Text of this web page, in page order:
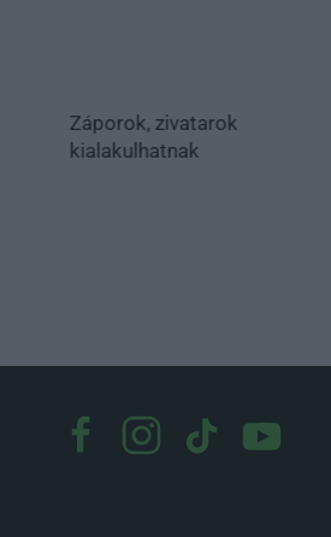
Záporok, zivatarok
kialakulhatnak